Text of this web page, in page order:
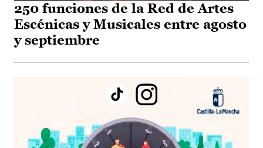
250 funciones de la Red de Artes
Escénicas y Musicales entre agosto
y septiembre